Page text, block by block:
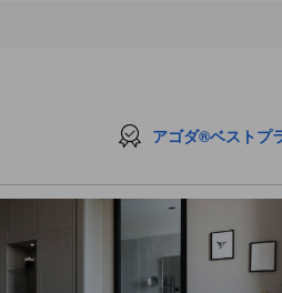
アゴダ®ベストプ